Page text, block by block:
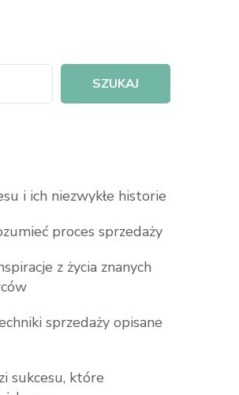
SZUKAJ
i ich niezwykłe historie
proces sprzedaży
z życia znanych
sprzedaży opisane
sukcesu, które